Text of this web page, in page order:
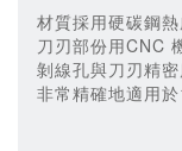
材質採用硬碳鋼熱
刀刃部份用CNC
剝線孔與刀刃精密
非常精確地適用